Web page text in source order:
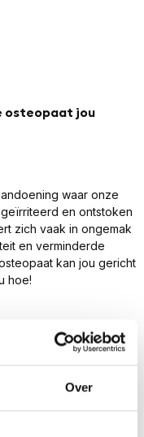
Over
osteopaat jou
waar onze
en ontstoken
zich vaak in ongemak
en verminderde
kan jou gericht
hoe!